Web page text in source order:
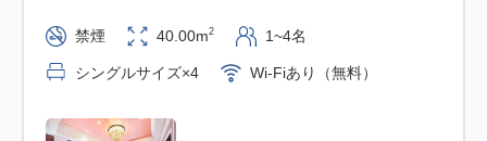
電車で12分
ユニバーサル・スタジオ・ジャパン (USJ)へ歩いてス
禁煙 40.00m2 1~4名
シングルサイズ×4 Wi-Fiあり（無料）